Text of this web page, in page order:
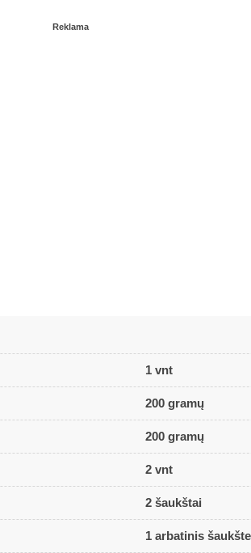
Reklama
1 vnt
200 gramų
200 gramų
2 vnt
2 šaukštai
1 arbatinis